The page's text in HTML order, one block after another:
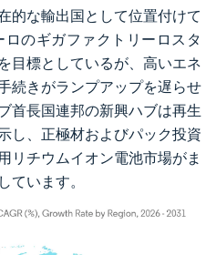
的な輸出国として位置付けて
ロのギガファクトリーロスタ
目標としているが、高いエネ
続きがランプアップを遅らせ
首長国連邦の新興ハブは再生
し、正極材およびパック投資
リチウムイオン電池市場がま
ています。